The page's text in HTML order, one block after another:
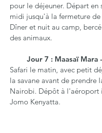
pour le déjeuner. Départ en
midi jusqu'à la fermeture de
Dîner et nuit au camp,
des animaux.
Jour 7 : Maasaï Mara
Safari le matin, avec petit
la savane avant de prendre
Nairobi. Dépôt à l'aéroport
Jomo Kenyatta.